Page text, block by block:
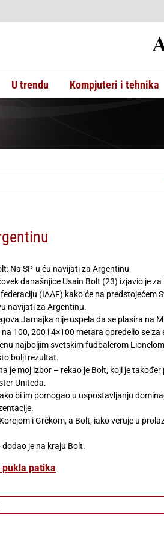
U trendu Kompjuteri i tehnika
Na SP-u ću navijati za Argentinu
današnjice Usain Bolt (23) izjavio je
(IAAF) kako će na predstojećem
navijati za Argentinu.
Jamajka nije uspela da se plasira na
na 100, 200 i 4×100 metara opredelio se za
najboljim svetskim fudbalerom
bolji rezultat.
je moj izbor – rekao je Bolt, koji je
Uniteda.
bi im pomogao u uspostavljanju
i Grčkom, a Bolt, iako veruje u
je na kraju Bolt.
pukla patika